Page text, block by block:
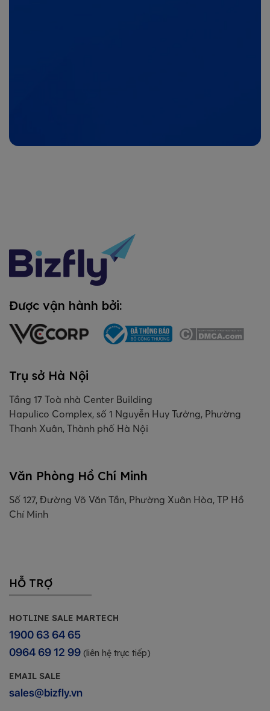
Được vận hành bởi:
Trụ sở Hà Nội
Tầng 17 Toà nhà Center Building
Hapulico Complex, số 1 Nguyễn Huy Tưởng, Phường
Thanh Xuân, Thành phố Hà Nội
Văn Phòng Hồ Chí Minh
Số 127, Đường Võ Văn Tần, Phường Xuân Hòa, TP Hồ
Chí Minh
HỖ TRỢ
HOTLINE SALE MARTECH
1900 63 64 65
0964 69 12 99 (liên hệ trực tiếp)
EMAIL SALE
sales@bizfly.vn